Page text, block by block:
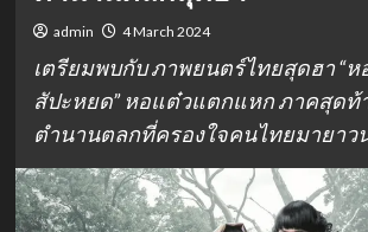
admin 4 March 2024
เตรียมพบกับ ภาพยนตร์ไทยสุดฮา “
สัปะหยด” หอแต๋วแตกแหก ภาคสุดท้
ตำนานตลกที่ครองใจคนไทยมายาว